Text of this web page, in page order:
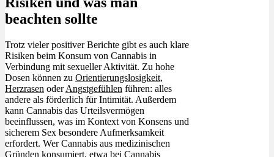
beachten sollte
Trotz vieler positiver Berichte gibt es auch klare
Risiken beim Konsum von Cannabis in
Verbindung mit sexueller Aktivität. Zu hohe
Dosen können zu Orientierungslosigkeit,
Herzrasen oderAngstgefühlen führen: alles
andere als förderlich für Intimität. Außerdem
kann Cannabis das Urteilsvermögen
beeinflussen, was im Kontext von Konsens und
sicherem Sex besondere Aufmerksamkeit
erfordert. Wer Cannabis aus medizinischen
Gründen konsumiert, etwa bei Cannabis